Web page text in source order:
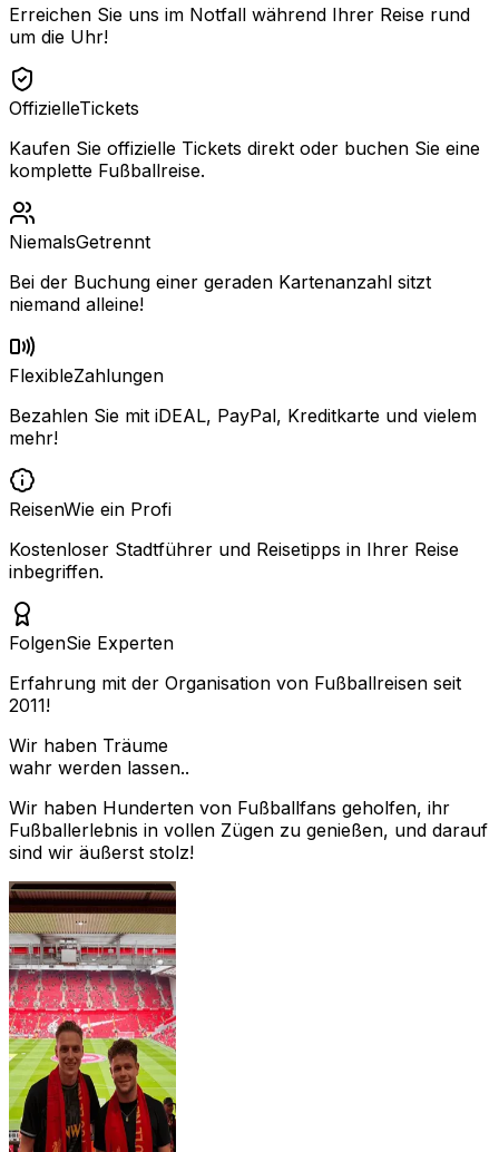
Erreichen Sie uns im Notfall während Ihrer Reise rund
um die Uhr!
OffizielleTickets
Kaufen Sie offizielle Tickets direkt oder buchen Sie eine
komplette Fußballreise.
NiemalsGetrennt
Bei der Buchung einer geraden Kartenanzahl sitzt
niemand alleine!
FlexibleZahlungen
Bezahlen Sie mit iDEAL, PayPal, Kreditkarte und vielem
mehr!
ReisenWie ein Profi
Kostenloser Stadtführer und Reisetipps in Ihrer Reise
inbegriffen.
FolgenSie Experten
Erfahrung mit der Organisation von Fußballreisen seit
2011!
Wir haben Träume
wahr werden lassen..
Wir haben Hunderten von Fußballfans geholfen, ihr
Fußballerlebnis in vollen Zügen zu genießen, und darauf
sind wir äußerst stolz!